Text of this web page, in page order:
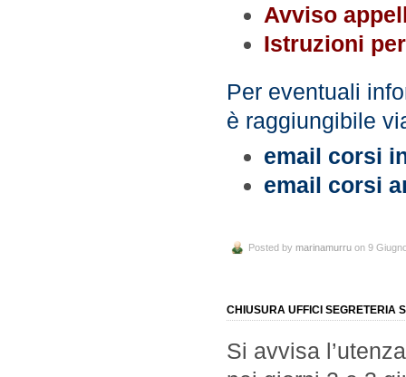
Avviso
Istruzioni
Per eventuali
è raggiungibile
email corsi
email corsi
Posted by marinamurru on 9
CHIUSURA UFFICI SEGRETERIA
Si avvisa